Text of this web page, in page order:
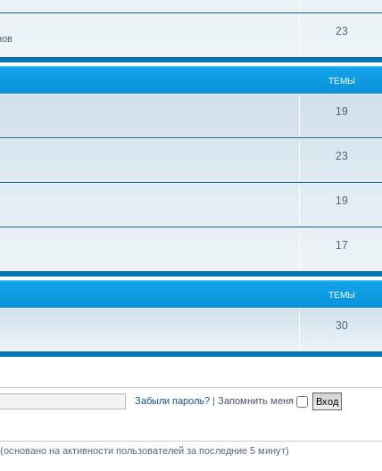
23
ТЕМЫ
19
23
19
17
ТЕМЫ
30
Забыли пароль? | Запомнить меня
на активности пользователей за последние 5 минут)